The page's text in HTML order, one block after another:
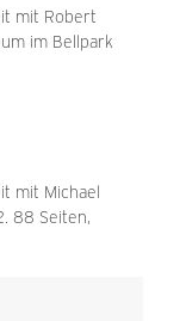
mit Robert
im Bellpark
mit Michael
88 Seiten,